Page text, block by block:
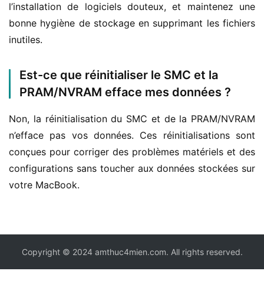
l’installation de logiciels douteux, et maintenez une
bonne hygiène de stockage en supprimant les fichiers
inutiles.
Est-ce que réinitialiser le SMC et la
PRAM/NVRAM efface mes données ?
Non, la réinitialisation du SMC et de la PRAM/NVRAM
n’efface pas vos données. Ces réinitialisations sont
conçues pour corriger des problèmes matériels et des
configurations sans toucher aux données stockées sur
votre MacBook.
Copyright © 2024 amthuc4mien.com. All rights reserved.